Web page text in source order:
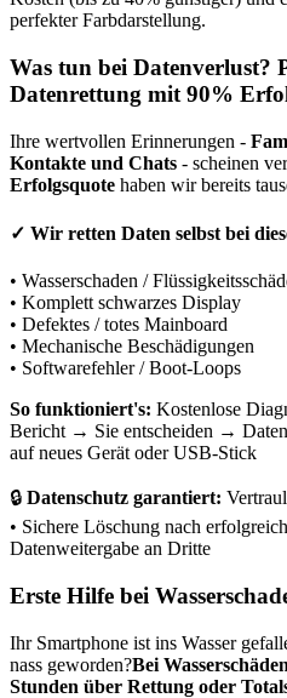
perfekter Farbdarstellung.
Was tun bei Datenverlust?
Datenrettung mit 90%
Ihre wertvollen Erinnerungen -
Kontakte und Chats - scheinen
Erfolgsquote haben wir bereits
✓ Wir retten Daten selbst bei
• Wasserschaden /
• Komplett schwarzes Display
• Defektes / totes Mainboard
• Mechanische Beschädigungen
• Softwarefehler / Boot-Loops
So funktioniert's: Kostenlose
Bericht → Sie entscheiden →
auf neues Gerät oder USB-Stick
🔒 Datenschutz garantiert:
• Sichere Löschung nach
Datenweitergabe an Dritte
Erste Hilfe bei
Ihr Smartphone ist ins Wasser
nass geworden?Bei
Stunden über Rettung oder